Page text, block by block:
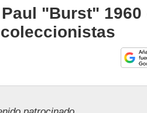
"Burst" 1960